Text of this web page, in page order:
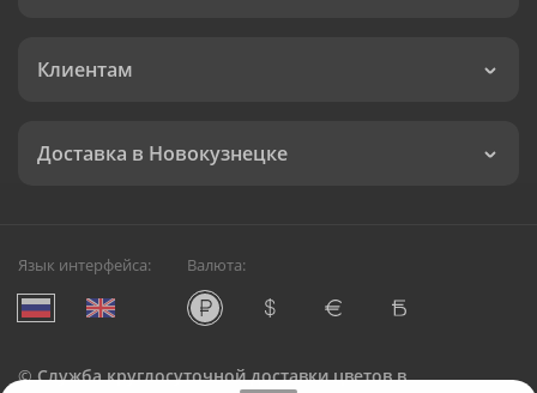
Клиентам
Доставка в Новокузнецке
Язык интерфейса: Валюта:
©Служба круглосуточной доставки цветов в